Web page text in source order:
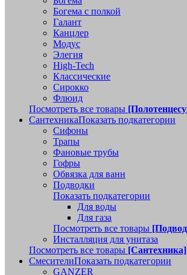
Богема с полкой
Галант
Канцлер
Модус
Элегия
High-Tech
Классические
Сирокко
Флюид
Посмотреть все товары
СантехникаПоказать подкатегории
Сифоны
Трапы
Фановые трубы
Гофры
Обвязка для ванн
Подводки
Показать подкатегории
Для воды
Для газа
Посмотреть все товары
Инсталляция для унитаза
Посмотреть все товары [Сантехника]
СмесителиПоказать подкатегории
GANZER